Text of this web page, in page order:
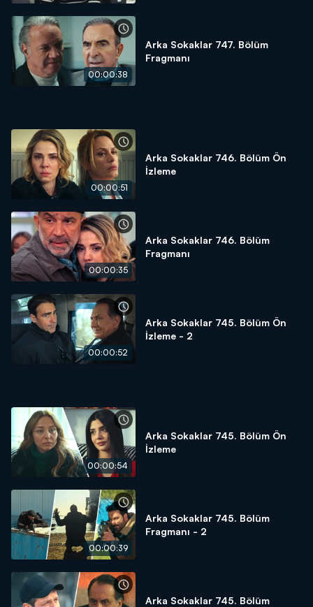
00:00:38
Arka Sokaklar 747. Bölüm
Fragmanı
00:00:51
Arka Sokaklar 746. Bölüm Ön
İzleme
00:00:35
Arka Sokaklar 746. Bölüm
Fragmanı
00:00:52
Arka Sokaklar 745. Bölüm Ön
İzleme - 2
00:00:54
Arka Sokaklar 745. Bölüm Ön
İzleme
00:00:39
Arka Sokaklar 745. Bölüm
Fragmanı - 2
Arka Sokaklar 745. Bölüm